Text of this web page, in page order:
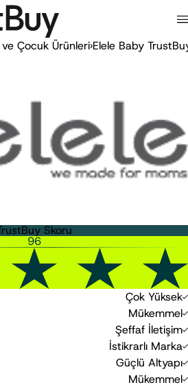
Çocuk Ürünleri›Elele Baby
Skoru
96
Çok Yüksek
0 20
Mükemmel
0 20
Şeffaf İletişim
20
İstikrarlı Marka
0 20
Güçlü Altyapı
0 20
Mükemmel
0